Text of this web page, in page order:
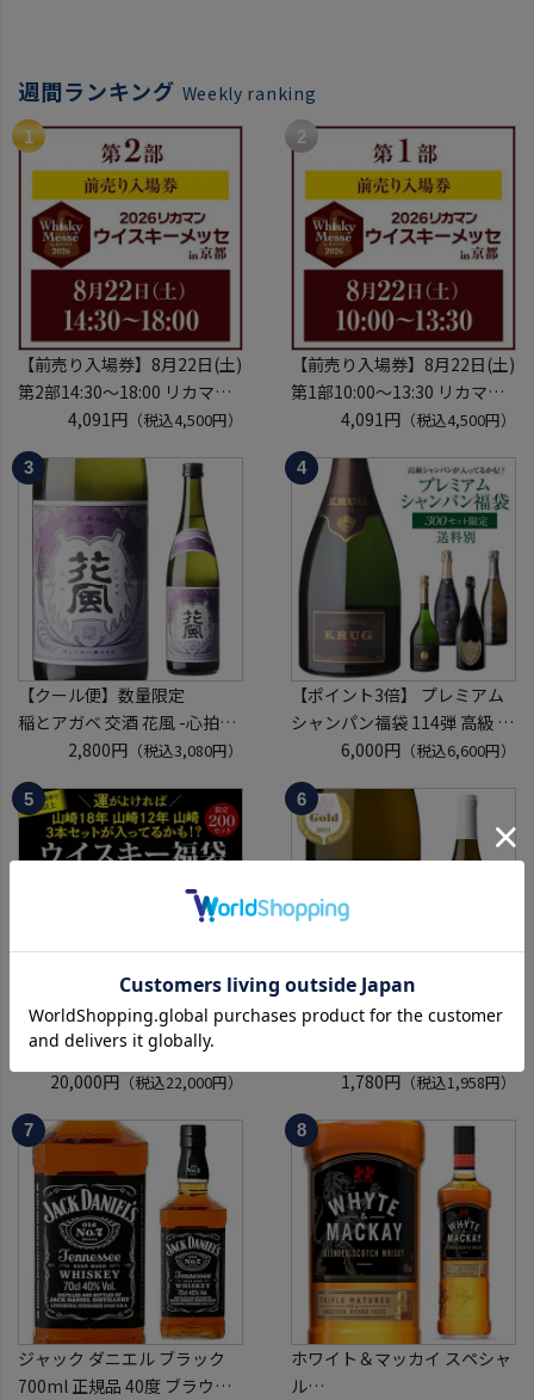
週間ランキング Weekly ranking
【前売り入場券】8月22日(土)
第2部14:30～18:00 リカマン
ウイスキーメッセ in京都
2026 1枚
入場券となるeチケットは【8
月中旬】にメールにて配信予
※代引き決済不可
4,091円（税込4,500円）
【前売り入場券】8月22日(土)
第1部10:00～13:30 リカマン
ウイスキーメッセ in京都
2026 1枚
入場券となるeチケットは【8
月中旬】にメールにて配信予
※代引き決済不可
4,091円 （税込4,500円）
【クール便】数量限定
稲とアガベ 交酒 花風 -心拍-
KYOTO EDITION 720ml こう
しゅ はなかぜ craft sake クラ
フトサケ 秋田県 男鹿市
2,800円（税込3,080円）
【ポイント3倍】 プレミアム
シャンパン福袋 114弾 高級 シ
ャンパン を探せ トゥルベ ト
レゾール クリュッグ 2004 が
入ってるかも!? 【先着300
本】 シャンパン シャンパーニ
ュ リカーマウンテン 福袋 WK
6,000円 （税込6,600円）
運がよければ 山崎18年/山崎
12年/山崎の3本セットが入っ
ているかも！？ ウイスキー福
袋 2～6本組 限定200セット
虎S ※必ずもらえるCP対象
(1P)
20,000円（税込22,000円）
ソーヴィニヨン ブラン
750ml フランス ロワール 辛
口 白ワイン 浜運A
1,780円 （税込1,958円）
ジャック ダニエル ブラック
700ml 正規品 40度 ブラウン
ホワイト＆マッカイ スペシャ
ル